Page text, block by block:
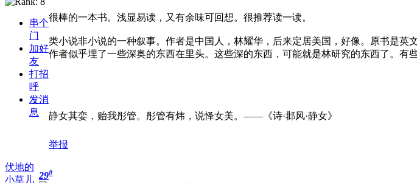
串个
门
加好
友
打招
呼
发消
息
很棒的一本书。浅显易读，又有余味可回想。很推荐读一读。
类小说非小说的一种叙事。作者是中国人，林耀华，后来定居美国，好像。原书是英
作者似乎埋了一些深奥的东西在里头。这些深的东西，可能就是林研究的东西了。有
静女其娈，贻我彤管。彤管有炜，说怿女美。——《诗·邶风·静女》
举报
伏地的
小草儿 29#